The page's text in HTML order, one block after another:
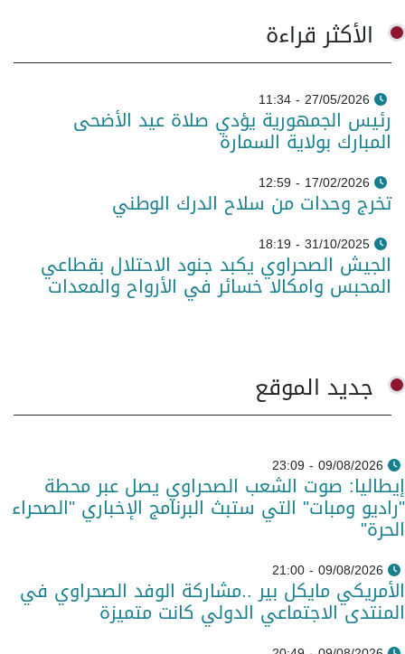
الأكثر قراءة
27/05/2026 - 11:34
رئيس الجمهورية يؤدي صلاة عيد الأضحى
المبارك بولاية السمارة
17/02/2026 - 12:59
تخرج وحدات من سلاح الدرك الوطني
31/10/2025 - 18:19
الجيش الصحراوي يكبد جنود الاحتلال بقطاعي
المحبس وامكالا خسائر في الأرواح والمعدات
جديد الموقع
09/08/2026 - 23:09
إيطاليا: صوت الشعب الصحراوي يصل عبر محطة
"راديو ومبات" التي ستبث البرنامج الإخباري "الصحراء
الحرة"
09/08/2026 - 21:00
الأمريكي مايكل بير ..مشاركة الوفد الصحراوي في
المنتدى الاجتماعي الدولي كانت متميزة